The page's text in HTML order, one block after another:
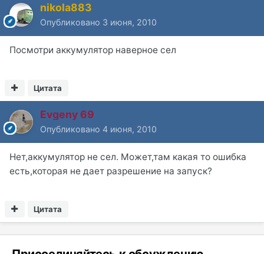
nikola883
Опубликовано 3 июня, 2010
Посмотри аккумулятор наверное сел
Цитата
Evgeny 69
Опубликовано 4 июня, 2010
Нет,аккумулятор не сел. Может,там какая то ошибка
есть,которая не дает разрешение на запуск?
Цитата